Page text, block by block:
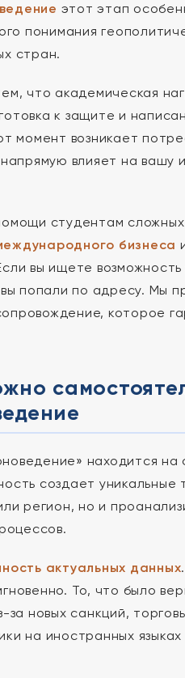
этот этап
понимания
стран.
что академическая
к защите и
момент возникает
влияет на вашу
студентам
бизнеса
вы ищете возможность
попали по адресу. Мы
которое
находится на
создает
регион, но и
актуальных данных
То, что было
за новых санкций,
на иностранных